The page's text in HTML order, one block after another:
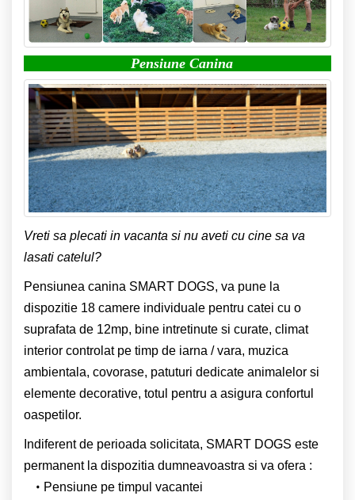
Pensiune Canina
Vreti sa plecati in vacanta si nu aveti cu cine sa va
lasati catelul?
Pensiunea canina SMART DOGS, va pune la
dispozitie 18 camere individuale pentru catei cu o
suprafata de 12mp, bine intretinute si curate, climat
interior controlat pe timp de iarna / vara, muzica
ambientala, covorase, patuturi dedicate animalelor si
elemente decorative, totul pentru a asigura confortul
oaspetilor.
Indiferent de perioada solicitata, SMART DOGS este
permanent la dispozitia dumneavoastra si va ofera :
Pensiune pe timpul vacantei